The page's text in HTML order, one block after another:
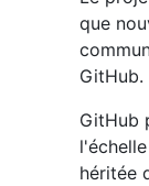
que
GitHub.
GitHub
héritée